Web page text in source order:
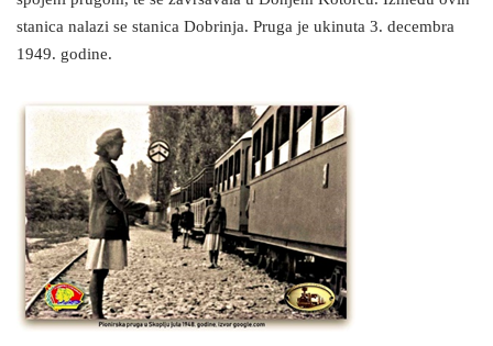
stanica nalazi se stanica Dobrinja. Pruga je ukinuta 3. decembra
1949. godine.